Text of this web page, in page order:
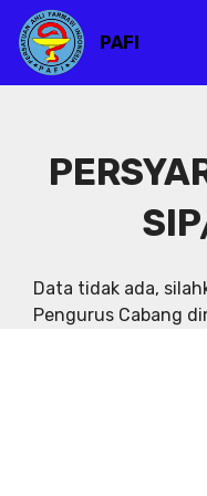
PAFI
Data tidak ada,
Pengurus Cabang